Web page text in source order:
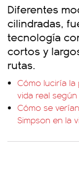
Diferentes
cilindradas,
tecnología
cortos y
rutas.
Cómo luciría la
vida real según
Cómo se
Simpson en la